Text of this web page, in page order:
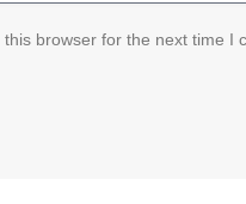
browser for the next time I